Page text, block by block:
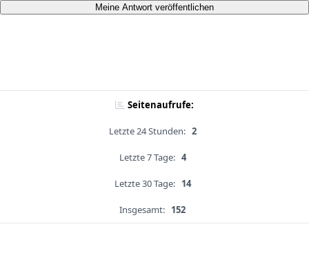
Meine Antwort veröffentlichen
Seitenaufrufe:
Letzte 24 Stunden: 2
Letzte 7 Tage: 4
Letzte 30 Tage: 14
Insgesamt: 152